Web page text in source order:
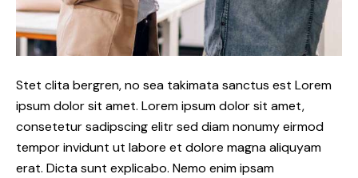
Stet clita bergren, no sea takimata sanctus est Lorem
ipsum dolor sit amet. Lorem ipsum dolor sit amet,
consetetur sadipscing elitr sed diam nonumy eirmod
tempor invidunt ut labore et dolore magna aliquyam
erat. Dicta sunt explicabo. Nemo enim ipsam